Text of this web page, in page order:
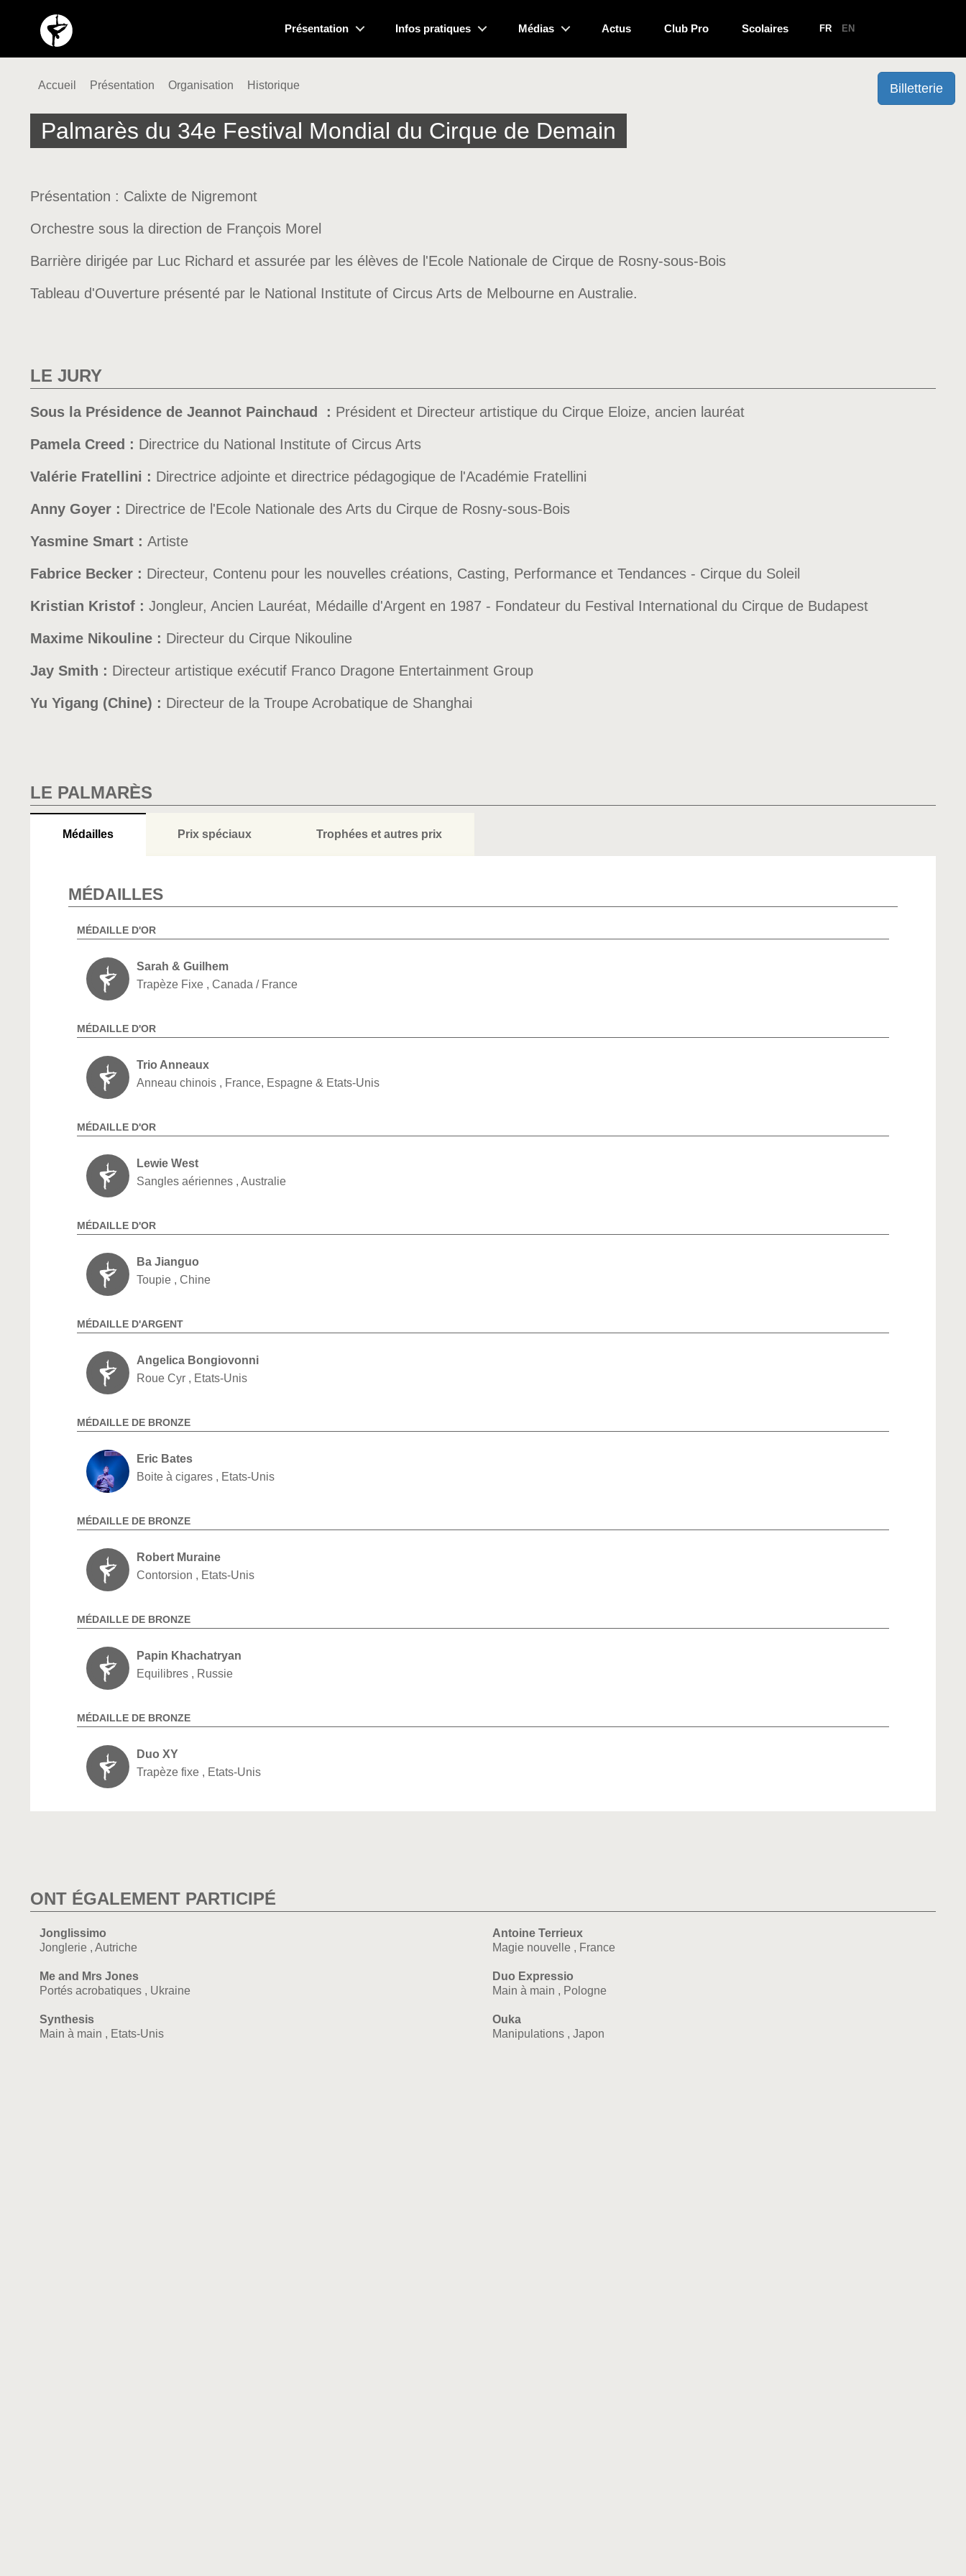
Présentation Infos pratiques Médias Actus Club Pro Scolaires FR EN
Billetterie
Accueil Présentation Organisation Historique
Palmarès du 34e Festival Mondial du Cirque de Demain
Présentation : Calixte de Nigremont
Orchestre sous la direction de François Morel
Barrière dirigée par Luc Richard et assurée par les élèves de l'Ecole Nationale de Cirque de Rosny-sous-Bois
Tableau d'Ouverture présenté par le National Institute of Circus Arts de Melbourne en Australie.
LE JURY
Sous la Présidence de Jeannot Painchaud : Président et Directeur artistique du Cirque Eloize, ancien lauréat
Pamela Creed : Directrice du National Institute of Circus Arts
Valérie Fratellini : Directrice adjointe et directrice pédagogique de l'Académie Fratellini
Anny Goyer : Directrice de l'Ecole Nationale des Arts du Cirque de Rosny-sous-Bois
Yasmine Smart : Artiste
Fabrice Becker : Directeur, Contenu pour les nouvelles créations, Casting, Performance et Tendances - Cirque du Soleil
Kristian Kristof : Jongleur, Ancien Lauréat, Médaille d'Argent en 1987 - Fondateur du Festival International du Cirque de Budapest
Maxime Nikouline : Directeur du Cirque Nikouline
Jay Smith : Directeur artistique exécutif Franco Dragone Entertainment Group
Yu Yigang (Chine) : Directeur de la Troupe Acrobatique de Shanghai
LE PALMARÈS
Médailles Prix spéciaux Trophées et autres prix
MÉDAILLES
MÉDAILLE D'OR
Sarah & Guilhem
Trapèze Fixe , Canada / France
MÉDAILLE D'OR
Trio Anneaux
Anneau chinois , France, Espagne & Etats-Unis
MÉDAILLE D'OR
Lewie West
Sangles aériennes , Australie
MÉDAILLE D'OR
Ba Jianguo
Toupie , Chine
MÉDAILLE D'ARGENT
Angelica Bongiovonni
Roue Cyr , Etats-Unis
MÉDAILLE DE BRONZE
Eric Bates
Boite à cigares , Etats-Unis
MÉDAILLE DE BRONZE
Robert Muraine
Contorsion , Etats-Unis
MÉDAILLE DE BRONZE
Papin Khachatryan
Equilibres , Russie
MÉDAILLE DE BRONZE
Duo XY
Trapèze fixe , Etats-Unis
ONT ÉGALEMENT PARTICIPÉ
Jonglissimo
Jonglerie , Autriche
Antoine Terrieux
Magie nouvelle , France
Me and Mrs Jones
Portés acrobatiques , Ukraine
Duo Expressio
Main à main , Pologne
Synthesis
Main à main , Etats-Unis
Ouka
Manipulations , Japon